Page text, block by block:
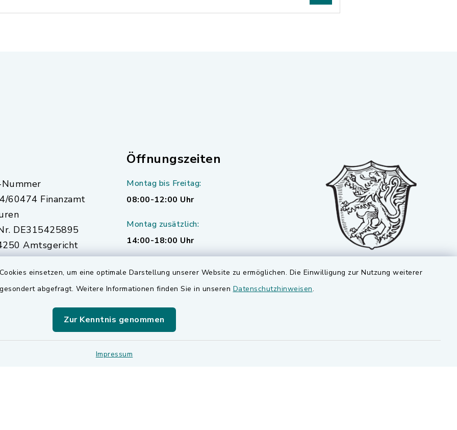
einsetzen, um eine optimale Darstellung unserer Website zu ermöglichen. Die Einwilligung zur Nutzung weiterer
abgefragt. Weitere Informationen finden Sie in unseren Datenschutzhinweisen.
Zur Kenntnis genommen
Impressum
60474 Finanzamt
DE315425895
Amtsgericht
Öffnungszeiten
Montag bis Freitag:
08:00-12:00 Uhr
Montag zusätzlich:
14:00-18:00 Uhr